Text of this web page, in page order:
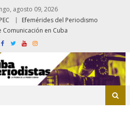
agosto 09, 2026
Efemérides del Periodismo
Comunicación en Cuba